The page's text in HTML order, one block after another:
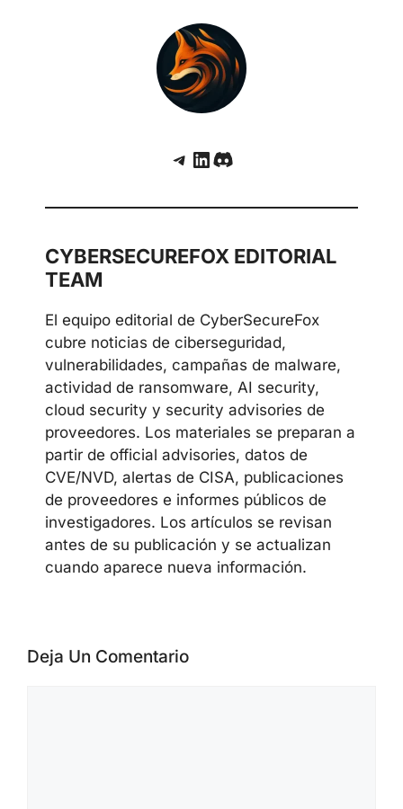
Telegram
LinkedIn
Discord
CYBERSECUREFOX EDITORIAL
TEAM
El equipo editorial de CyberSecureFox
cubre noticias de ciberseguridad,
vulnerabilidades, campañas de malware,
actividad de ransomware, AI security,
cloud security y security advisories de
proveedores. Los materiales se preparan a
partir de official advisories, datos de
CVE/NVD, alertas de CISA, publicaciones
de proveedores e informes públicos de
investigadores. Los artículos se revisan
antes de su publicación y se actualizan
cuando aparece nueva información.
Deja Un Comentario